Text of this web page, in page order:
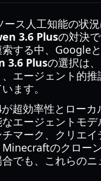
ース人工知能の状
3.6 Plusの対決
する中、Google
3.6 Plusの選択は
エージェント的
ます。
超効率性とローカ
エージェントモ
マーク、クリエ
のクロー
でも、これらの